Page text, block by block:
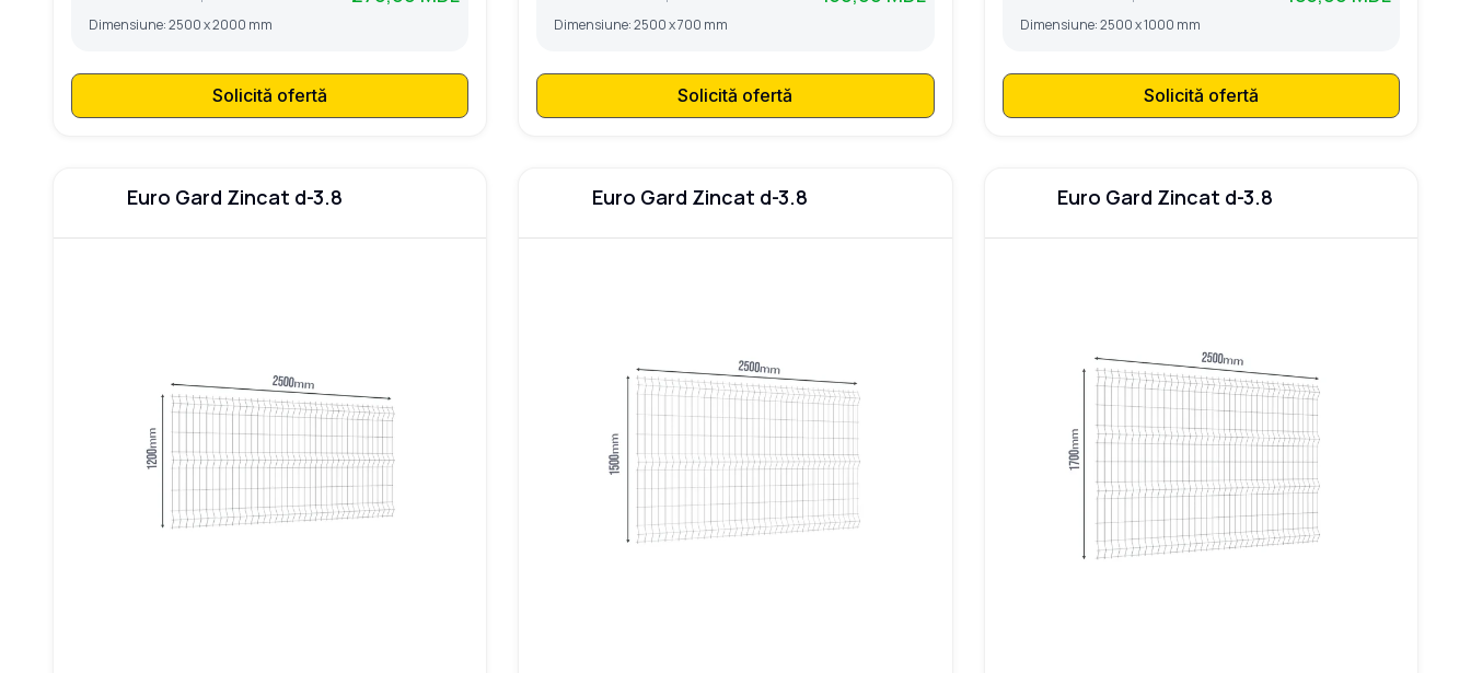
Dimensiune:2500 x 2000 mm
Solicită ofertă
Dimensiune:2500 x 700 mm
Solicită ofertă
Dimensiune:2500 x 1000 mm
Solicită ofertă
Euro Gard Zincat d-3.8 Euro Gard Zincat d-3.8 Euro Gard Zincat d-3.8